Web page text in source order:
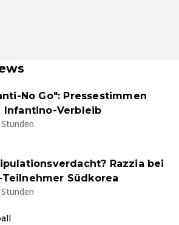
No Go": Pressestimmen
Infantino-Verbleib
Razzia bei
Teilnehmer Südkorea